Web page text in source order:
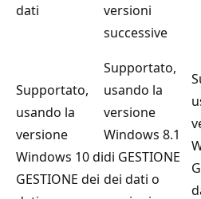
dati
versioni
successive
Supportato,
usando la
versione
Windows 10 di
GESTIONE dei
Supportato,
usando la
versione
Windows 8.1
di GESTIONE
dei dati o